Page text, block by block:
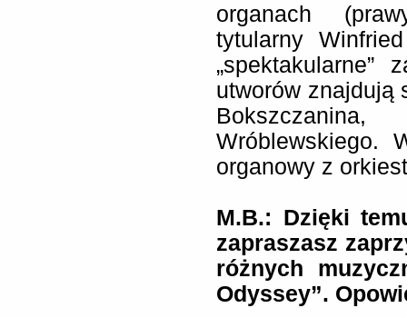
organach
tytularny
„spektakularne”
utworów znajdują
Wróblewskiego.
organowy z
M.B.: Dzięki
zapraszasz
różnych
Odyssey”.